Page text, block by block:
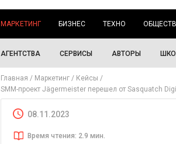
МАРКЕТИНГ БИЗНЕС ТЕХНО
АГЕНТСТВА СЕРВИСЫ АВТОРЫ
Главная Маркетинг
Кейсы
SMM-проект Jägermeister перешел от Sasquatch
08.11.2023
Время чтения: 2.9 мин.